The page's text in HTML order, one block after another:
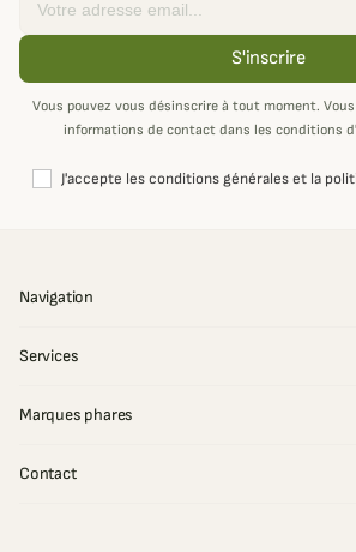
S'inscrire
Vous pouvez vous désinscrire à tout moment.
informations de contact dans les conditions
J'accepte les conditions générales et la
Navigation
Services
Marques phares
Contact